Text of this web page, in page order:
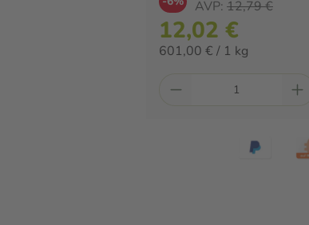
AVP: 12,79 €
12,02 €
601,00 € / 1 kg